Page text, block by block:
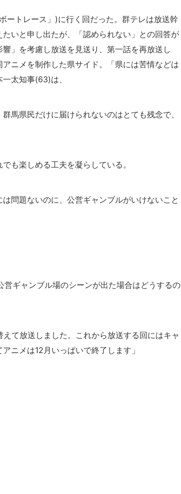
ートレース」)に行く回だった。群テレは放送幹
いと申し出たが、「認められない」との回答が
」を考慮し放送を見送り、第一話を再放送し
ニメを制作した県サイド。「県には苦情などは
太知事(63)は、
馬県民だけに届けられないのはとても残念で、
も楽しめる工夫を凝らしている。
問題ないのに、公営ギャンブルがいけないこと
ギャンブル場のシーンが出た場合はどうするの
て放送しました。これから放送する回にはキャ
ニメは12月いっぱいで終了します」